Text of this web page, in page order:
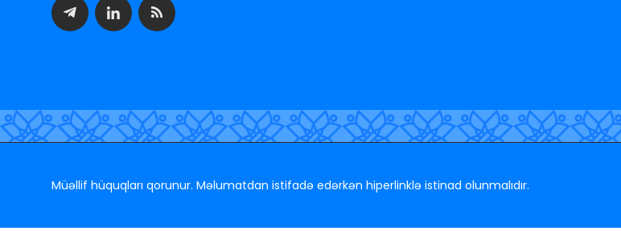
Müəllif hüquqları qorunur. Məlumatdan istifadə edərkən hiperlinklə istinad olunmalıdır.